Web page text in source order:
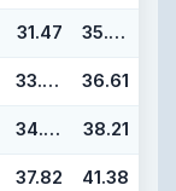
31.47 35.03
33.05 36.61
34.65 38.21
37.82 41.38